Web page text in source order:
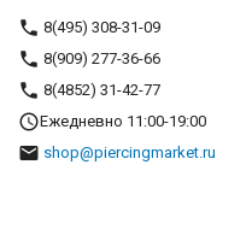
8(495) 308-31-09
8(909) 277-36-66
8(4852) 31-42-77
Ежедневно 11:00-19:00
shop@piercingmarket.ru